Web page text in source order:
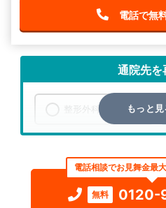
電話で無
通院先を
整形外科
検索す
もっと見
電話相談でお見舞金最
無料 0120-